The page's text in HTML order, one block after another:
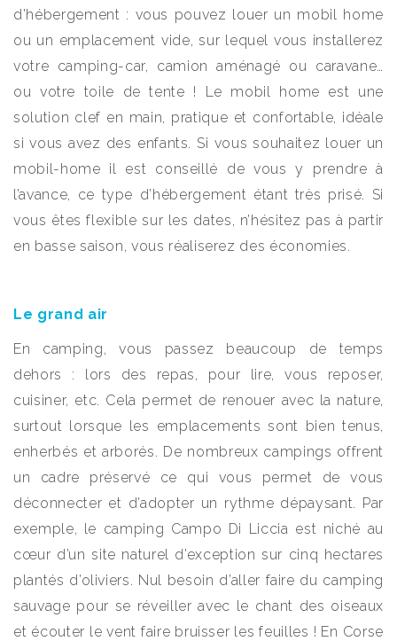
d’hébergement : vous pouvez louer un mobil home
ou un emplacement vide, sur lequel vous installerez
votre camping-car, camion aménagé ou caravane…
ou votre toile de tente ! Le mobil home est une
solution clef en main, pratique et confortable, idéale
si vous avez des enfants. Si vous souhaitez louer un
mobil-home il est conseillé de vous y prendre à
l’avance, ce type d’hébergement étant très prisé. Si
vous êtes flexible sur les dates, n’hésitez pas à partir
en basse saison, vous réaliserez des économies.
Le grand air
En camping, vous passez beaucoup de temps
dehors : lors des repas, pour lire, vous reposer,
cuisiner, etc. Cela permet de renouer avec la nature,
surtout lorsque les emplacements sont bien tenus,
enherbés et arborés. De nombreux campings offrent
un cadre préservé ce qui vous permet de vous
déconnecter et d’adopter un rythme dépaysant. Par
exemple, le camping Campo Di Liccia est niché au
cœur d’un site naturel d’exception sur cinq hectares
plantés d’oliviers. Nul besoin d’aller faire du camping
sauvage pour se réveiller avec le chant des oiseaux
et écouter le vent faire bruisser les feuilles ! En Corse